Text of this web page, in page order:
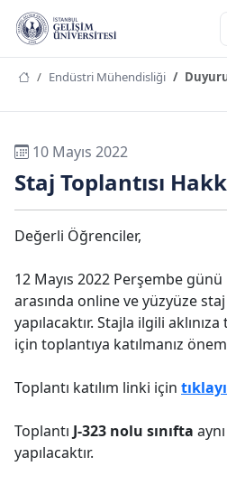
Endüstri Mühendisliği
10 Mayıs 2022
Staj Toplantısı
Değerli Öğrenciler,
12 Mayıs 2022 Perşembe
arasında online ve yüzyüze
yapılacaktır. Stajla ilgili
için toplantıya katılmanız
Toplantı katılım linki için
Toplantı J-323 nolu sınıfta
yapılacaktır.